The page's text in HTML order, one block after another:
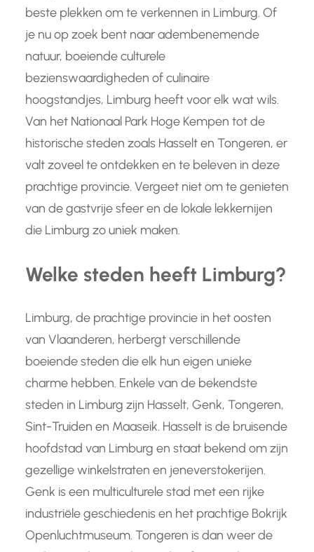
beste plekken om te verkennen in Limburg. Of
je nu op zoek bent naar adembenemende
natuur, boeiende culturele
bezienswaardigheden of culinaire
hoogstandjes, Limburg heeft voor elk wat wils.
Van het Nationaal Park Hoge Kempen tot de
historische steden zoals Hasselt en Tongeren, er
valt zoveel te ontdekken en te beleven in deze
prachtige provincie. Vergeet niet om te genieten
van de gastvrije sfeer en de lokale lekkernijen
die Limburg zo uniek maken.
Welke steden heeft Limburg?
Limburg, de prachtige provincie in het oosten
van Vlaanderen, herbergt verschillende
boeiende steden die elk hun eigen unieke
charme hebben. Enkele van de bekendste
steden in Limburg zijn Hasselt, Genk, Tongeren,
Sint-Truiden en Maaseik. Hasselt is de bruisende
hoofdstad van Limburg en staat bekend om zijn
gezellige winkelstraten en jeneverstokerijen.
Genk is een multiculturele stad met een rijke
industriële geschiedenis en het prachtige Bokrijk
Openluchtmuseum. Tongeren is dan weer de